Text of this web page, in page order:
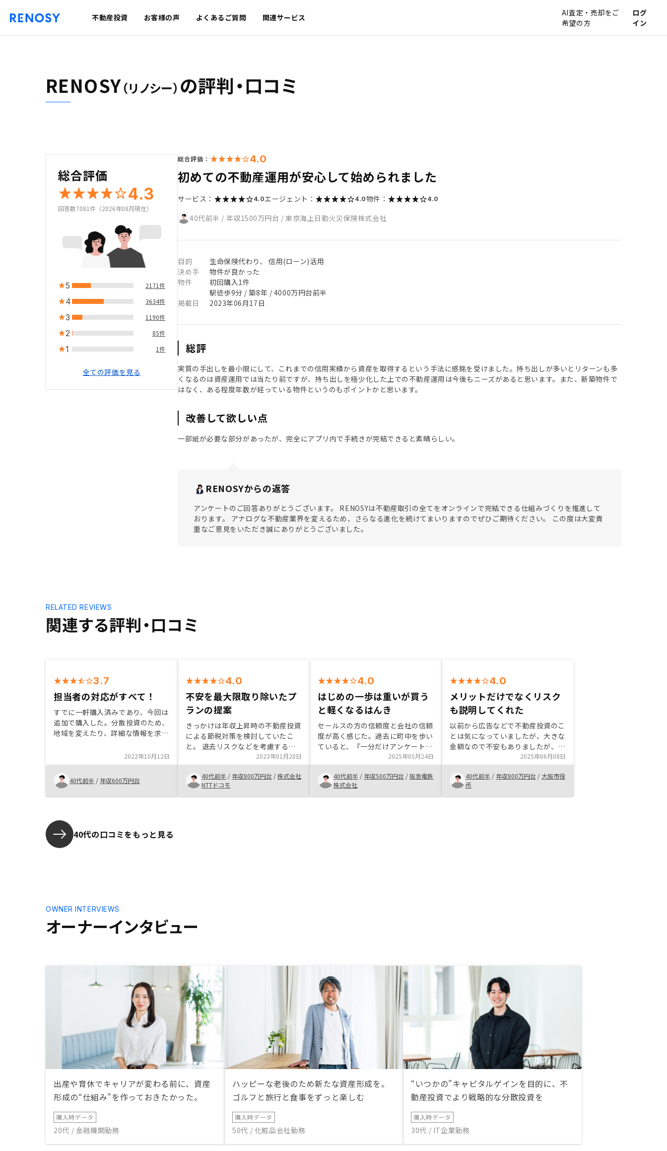
不動産投資 お客様の声 よくあるご質問 関連サービス
AI査定・売却をご
希望の方
ログ
イン
RENOSY（リノシー） の評判・口コミ
総合評価
4.3
回答数7081件（2026年08月現在）
5 2171件
4 3634件
3 1190件
2 85件
1 1件
全ての評価を見る
総合評価： 4.0
初めての不動産運用が安心して始められました
サービス： 4.0エージェント： 4.0物件： 4.0
40代前半 / 年収1500万円台 /東京海上日動火災保険株式会社
目的
生命保険代わり、 信用(ローン)活用
決め手
物件が良かった
物件
初回購入1件
駅徒歩9分 / 築8年 / 4000万円台前半
掲載日
2023年06月17日
総評
実質の手出しを最小限にして、これまでの信用実績から資産を取得するという手法に感銘を受けました。持ち出しが多いとリターンも多
くなるのは資産運用では当たり前ですが、持ち出しを極少化した上での不動産運用は今後もニーズがあると思います。また、新築物件で
はなく、ある程度年数が経っている物件というのもポイントかと思います。
改善して欲しい点
一部紙が必要な部分があったが、完全にアプリ内で手続きが完結できると素晴らしい。
RENOSYからの返答
アンケートのご回答ありがとうございます。 RENOSYは不動産取引の全てをオンラインで完結できる仕組みづくりを推進して
おります。 アナログな不動産業界を変えるため、さらなる進化を続けてまいりますのでぜひご期待ください。 この度は大変貴
重なご意見をいただき誠にありがとうございました。
関連する評判・口コミ
RELATED REVIEWS
3.7
担当者の対応がすべて！
すでに一軒購入済みであり、今回は
追加で購入した。分散投資のため、
地域を変えたり、詳細な情報を求め
にも即座に対応していただいた。管
理委託料の安さも決め手となった。
機会があれば次の購入も考えたい
2022年10月12日
40代前半 / 年収600万円台
4.0
不安を最大限取り除いたプ
ランの提案
きっかけは年収上昇時の不動産投資
による節税対策を検討していたこ
と。 退去リスクなどを考慮するな
ど、リスクをおさえた案を望んでい
たが、希望に近い案の提示を受けた
ため購入を決定。 自己資金がなく
ても、自己の信用を活用してお金を
動かせるのが不動産投資の良いとこ
2023年01月28日
40代前半 / 年収800万円台 /株式会社
NTTドコモ
4.0
はじめの一歩は重いが買う
と軽くなるはんき
セールスの方の信頼度と会社の信頼
度が高く感じた。過去に町中を歩い
ていると、『一分だけアンケート良
いですか？』とか聞かれた後、20
分ほど話され、更に電話でのセール
スが酷くて不動産投資は詐欺ではと
思っていたが、リノシーはしっかり
とした解説と押し売りのようなこと
2025年05月24日
40代前半 / 年収500万円台 / 阪急電鉄
株式会社
4.0
メリットだけでなくリスク
も説明してくれた
以前から広告などで不動産投資のこ
とは気になっていましたが、大きな
金額なので不安もありましたが、セ
ミナーを受け更に担当者との面談を
通してリスクも説明いただき納得す
ることができたため、不動産投資を
始めることにしました。
2025年06月08日
40代前半 / 年収800万円台 / 大阪市役
所
40代の口コミをもっと見る
オーナーインタビュー
OWNER INTERVIEWS
出産や育休でキャリアが変わる前に、資産
形成の“仕組み”を作っておきたかった。
購入時データ
20代 / 金融機関勤務
ハッピーな老後のため新たな資産形成を。
ゴルフと旅行と食事をずっと楽しむ
購入時データ
50代 / 化粧品会社勤務
“いつかの”キャピタルゲインを目的に、不
動産投資でより戦略的な分散投資を
購入時データ
30代 / IT企業勤務